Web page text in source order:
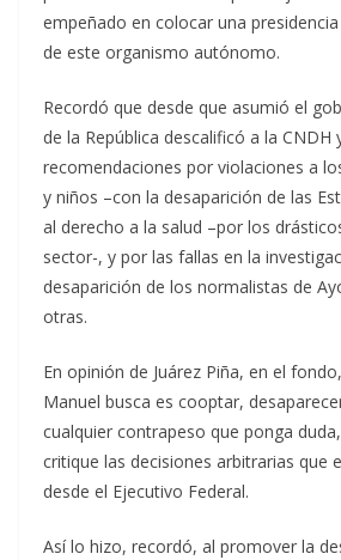
empeñado en colocar una
de este organismo autónomo.
Recordó que desde que asumió el
de la República descalificó a la CNDH
recomendaciones por violaciones a
y niños –con la desaparición de las
al derecho a la salud –por los
sector-, y por las fallas en la
desaparición de los normalistas de
otras.
En opinión de Juárez Piña, en el
Manuel busca es cooptar,
cualquier contrapeso que ponga
critique las decisiones arbitrarias que
desde el Ejecutivo Federal.
Así lo hizo, recordó, al promover la